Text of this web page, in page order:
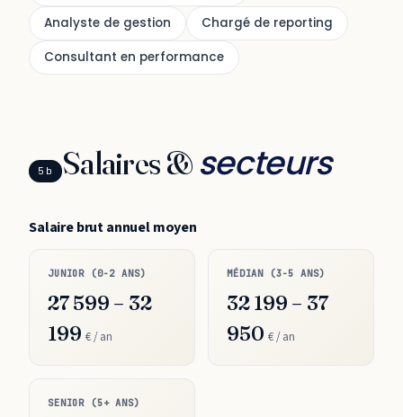
Analyste de gestion
Chargé de reporting
Consultant en performance
5b Salaires & secteurs
Salaire brut annuel moyen
JUNIOR (0-2 ANS)
27 599 – 32
199€ / an
MÉDIAN (3-5 ANS)
32 199 – 37
950€ / an
SENIOR (5+ ANS)